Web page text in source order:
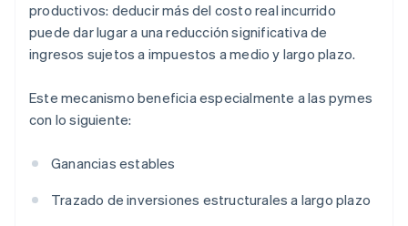
productivos: deducir más del costo real incurrido
puede dar lugar a una reducción significativa de
ingresos sujetos a impuestos a medio y largo plazo.
Este mecanismo beneficia especialmente a las pymes
con lo siguiente:
Ganancias estables
Trazado de inversiones estructurales a largo plazo